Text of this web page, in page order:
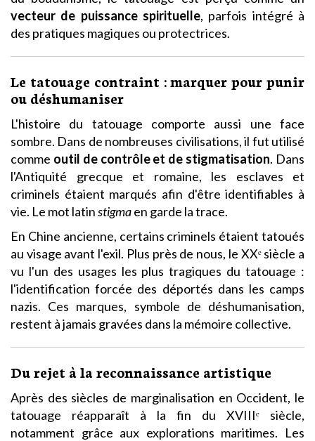
vecteur de puissance spirituelle, parfois intégré à
des pratiques magiques ou protectrices.
Le tatouage contraint : marquer pour punir
ou déshumaniser
L'histoire du tatouage comporte aussi une face
sombre. Dans de nombreuses civilisations, il fut utilisé
comme outil de contrôle et de stigmatisation. Dans
l'Antiquité grecque et romaine, les esclaves et
criminels étaient marqués afin d'être identifiables à
vie. Le mot latinstigmaen garde la trace.
En Chine ancienne, certains criminels étaient tatoués
au visage avant l'exil. Plus près de nous, le XXᵉ siècle a
vu l'un des usages les plus tragiques du tatouage :
l'identification forcée des déportés dans les camps
nazis. Ces marques, symbole de déshumanisation,
restent à jamais gravées dans la mémoire collective.
Du rejet à la reconnaissance artistique
Après des siècles de marginalisation en Occident, le
tatouage réapparaît à la fin du XVIIIᵉ siècle,
notamment grâce aux explorations maritimes. Les